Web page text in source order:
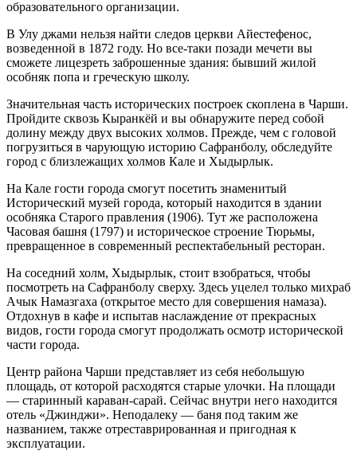
образовательного организации.
В Улу джами нельзя найти следов церкви Айестефенос,
возведенной в 1872 году. Но все-таки позади мечети вы
сможете лицезреть заброшенные здания: бывший жилой
особняк попа и греческую школу.
Значительная часть исторических построек скоплена в Чарши.
Пройдите сквозь Кыранкёй и вы обнаружите перед собой
долину между двух высоких холмов. Прежде, чем с головой
погрузиться в чарующую историю Сафранболу, обследуйте
город с близлежащих холмов Кале и Хыдырлык.
На Кале гости города смогут посетить знаменитый
Исторический музей города, который находится в здании
особняка Старого правления (1906). Тут же расположена
Часовая башня (1797) и историческое строение Тюрьмы,
превращенное в современный респектабельный ресторан.
На соседний холм, Хыдырлык, стоит взобраться, чтобы
посмотреть на Сафранболу сверху. Здесь уцелел только михраб
Ачык Намазгаха (открытое место для совершения намаза).
Отдохнув в кафе и испытав наслаждение от прекрасных
видов, гости города смогут продолжать осмотр исторической
части города.
Центр района Чарши представляет из себя небольшую
площадь, от которой расходятся старые улочки. На площади
— старинный караван-сарай. Сейчас внутри него находится
отель «Джинджи». Неподалеку — баня под таким же
названием, также отреставрированная и пригодная к
эксплуатации.